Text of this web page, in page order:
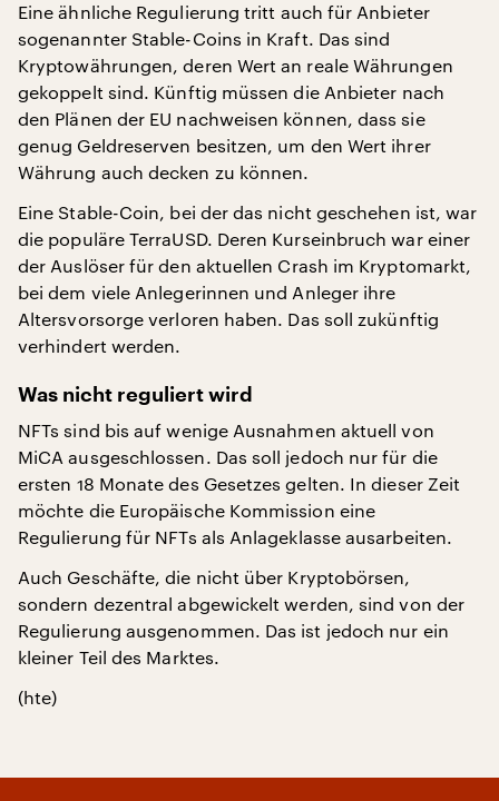
Eine ähnliche Regulierung tritt auch für Anbieter
sogenannter Stable-Coins in Kraft. Das sind
Kryptowährungen, deren Wert an reale Währungen
gekoppelt sind. Künftig müssen die Anbieter nach
den Plänen der EU nachweisen können, dass sie
genug Geldreserven besitzen, um den Wert ihrer
Währung auch decken zu können.
Eine Stable-Coin, bei der das nicht geschehen ist, war
die populäre TerraUSD. Deren Kurseinbruch war einer
der Auslöser für den aktuellen Crash im Kryptomarkt,
bei dem viele Anlegerinnen und Anleger ihre
Altersvorsorge verloren haben. Das soll zukünftig
verhindert werden.
Was nicht reguliert wird
NFTs sind bis auf wenige Ausnahmen aktuell von
MiCA ausgeschlossen. Das soll jedoch nur für die
ersten 18 Monate des Gesetzes gelten. In dieser Zeit
möchte die Europäische Kommission eine
Regulierung für NFTs als Anlageklasse ausarbeiten.
Auch Geschäfte, die nicht über Kryptobörsen,
sondern dezentral abgewickelt werden, sind von der
Regulierung ausgenommen. Das ist jedoch nur ein
kleiner Teil des Marktes.
(hte)